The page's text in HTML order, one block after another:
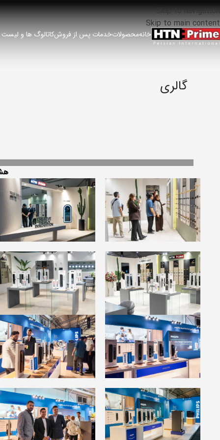
Skip to navigation
Skip to main content
خانهمحصولاتخدمات پس از فروشکاتالوگ ها و
گالری